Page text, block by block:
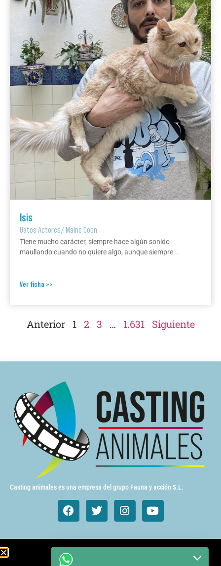
Isis
Gatos Actores/Maine Coon
Tiene mucho carácter, siempre hace algún sonido
maullando cuando no quiere algo, aunque siempre...
Ver ficha >>
Anterior 1 2 3 … 1.631 Siguiente
Casting animales es una empresa del grupo Fauna y acción S.L.
Animales de cine y TV